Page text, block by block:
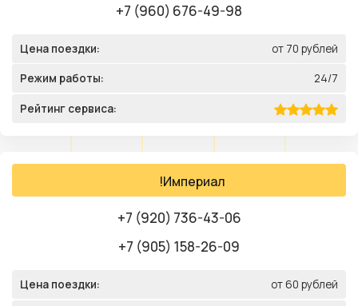
+7 (960) 676-49-98
Цена поездки: от 70 рублей
Режим работы: 24/7
Рейтинг сервиса:
!Империал
+7 (920) 736-43-06
+7 (905) 158-26-09
Цена поездки: от 60 рублей